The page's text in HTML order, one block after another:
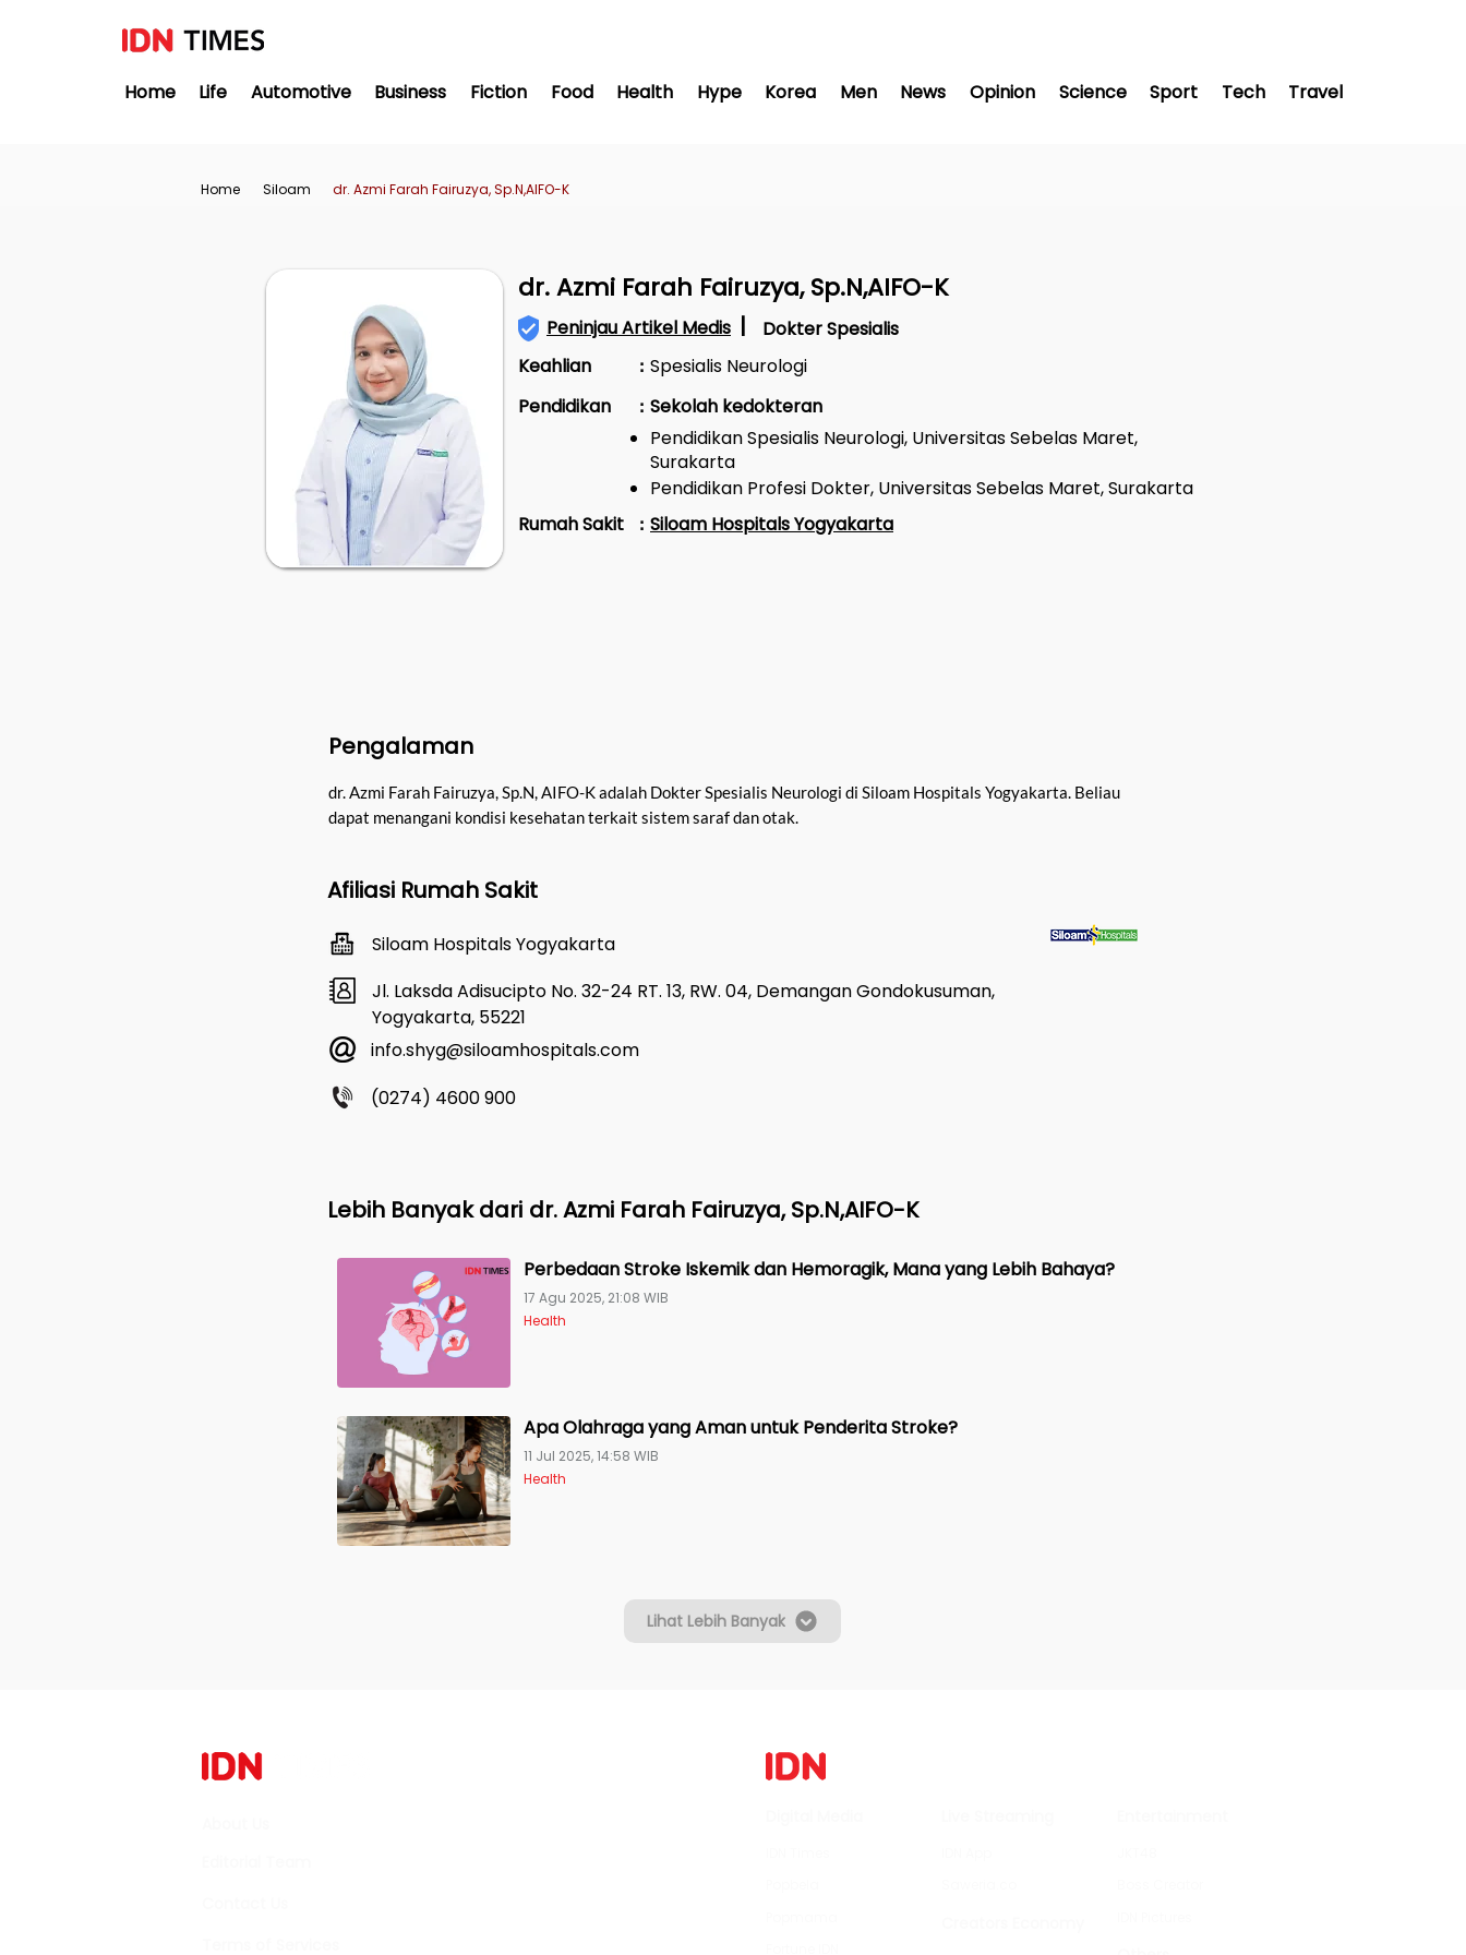
Home Life Automotive Business Fiction Food Health Hype Korea Men News Opinion Science Sport Tech Travel
Home Siloam dr. Azmi Farah Fairuzya, Sp.N,AIFO-K
dr. Azmi Farah Fairuzya, Sp.N,AIFO-K
Peninjau Artikel Medis |
Dokter Spesialis
Keahlian
: Spesialis Neurologi
Pendidikan Spesialis Neurologi, Universitas Sebelas Maret,
Surakarta
Pendidikan Profesi Dokter, Universitas Sebelas Maret, Surakarta
Sekolah kedokteran
:
Pendidikan
Rumah Sakit : Siloam Hospitals Yogyakarta
Pengalaman
dr. Azmi Farah Fairuzya, Sp.N, AIFO-K adalah Dokter Spesialis Neurologi di Siloam Hospitals Yogyakarta. Beliau
dapat menangani kondisi kesehatan terkait sistem saraf dan otak.
Afiliasi Rumah Sakit
Siloam Hospitals Yogyakarta
Jl. Laksda Adisucipto No. 32-24 RT. 13, RW. 04, Demangan Gondokusuman,
Yogyakarta, 55221
info.shyg@siloamhospitals.com
(0274) 4600 900
Lebih Banyak dari dr. Azmi Farah Fairuzya, Sp.N,AIFO-K
Health
Perbedaan Stroke Iskemik dan Hemoragik, Mana yang Lebih Bahaya?
17 Agu 2025, 21:08 WIB
Health
Apa Olahraga yang Aman untuk Penderita Stroke?
11 Jul 2025, 14:58 WIB
Lihat Lebih Banyak